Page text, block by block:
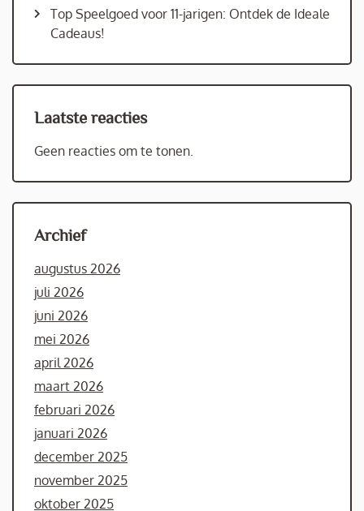
Top Speelgoed voor 11-jarigen: Ontdek de Ideale
Cadeaus!
Laatste reacties
Geen reacties om te tonen.
Archief
augustus 2026
juli 2026
juni 2026
mei 2026
april 2026
maart 2026
februari 2026
januari 2026
december 2025
november 2025
oktober 2025